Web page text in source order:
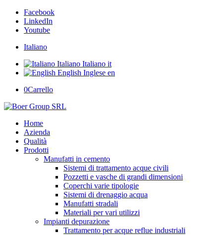
Facebook
LinkedIn
Youtube
Italiano
Italiano Italiano it
English Inglese en
0Carrello
Home
Azienda
Qualità
Prodotti
Manufatti in cemento
Sistemi di trattamento acque civili
Pozzetti e vasche di grandi dimensioni
Coperchi varie tipologie
Sistemi di drenaggio acqua
Manufatti stradali
Materiali per vari utilizzi
Impianti depurazione
Trattamento per acque reflue industriali